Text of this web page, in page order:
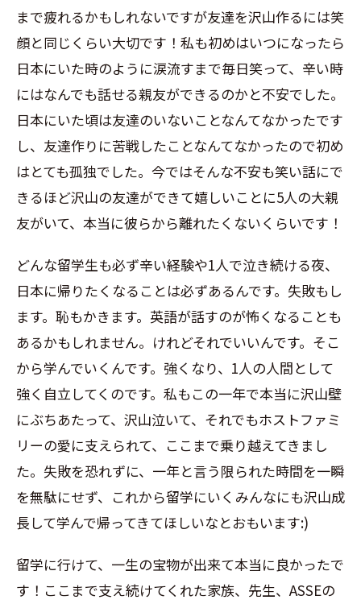
まで疲れるかもしれないですが友達を沢山作るには笑
顔と同じくらい大切です！私も初めはいつになったら
日本にいた時のように涙流すまで毎日笑って、辛い時
にはなんでも話せる親友ができるのかと不安でした。
日本にいた頃は友達のいないことなんてなかったです
し、友達作りに苦戦したことなんてなかったので初め
はとても孤独でした。今ではそんな不安も笑い話にで
きるほど沢山の友達ができて嬉しいことに5人の大親
友がいて、本当に彼らから離れたくないくらいです！
どんな留学生も必ず辛い経験や1人で泣き続ける夜、
日本に帰りたくなることは必ずあるんです。失敗もし
ます。恥もかきます。英語が話すのが怖くなることも
あるかもしれません。けれどそれでいいんです。そこ
から学んでいくんです。強くなり、1人の人間として
強く自立してくのです。私もこの一年で本当に沢山壁
にぶちあたって、沢山泣いて、それでもホストファミ
リーの愛に支えられて、ここまで乗り越えてきまし
た。失敗を恐れずに、一年と言う限られた時間を一瞬
を無駄にせず、これから留学にいくみんなにも沢山成
長して学んで帰ってきてほしいなとおもいます:)
留学に行けて、一生の宝物が出来て本当に良かったで
す！ここまで支え続けてくれた家族、先生、ASSEの